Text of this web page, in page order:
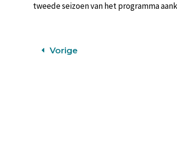
tweede seizoen van het programma
Vorige